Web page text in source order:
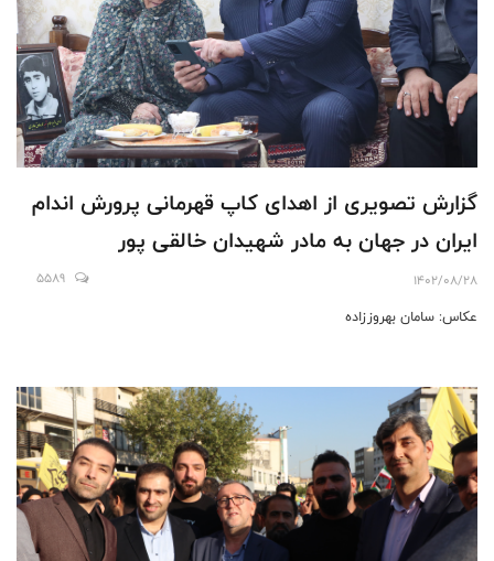
گزارش تصویری از اهدای کاپ قهرمانی پرورش اندام
ایران در جهان به مادر شهیدان خالقی پور
1402/08/28
5589
عکاس: سامان بهروززاده